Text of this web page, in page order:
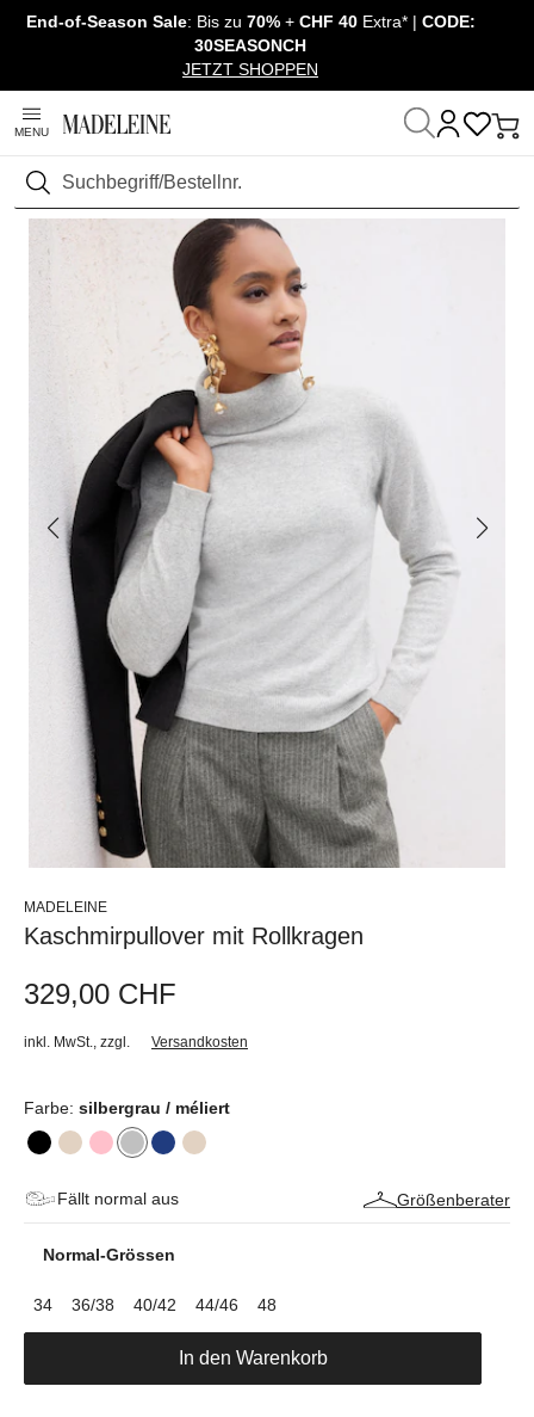
Navigation überspringen, direkt zum Inhalt
End-of-Season Sale: Bis zu 70%+ CHF 40 Extra* | CODE:
30SEASONCH
JETZT SHOPPEN
MENU
Suchen
Startseite Mode Pullover & Strick
MADELEINE
Kaschmirpullover mit Rollkragen
329,00 CHF
inkl. MwSt. zzgl. Versandkosten
Farbe: silbergrau / méliert
Fällt normal aus Größenberater
Normal-Grössen
34 36/38 40/42 44/46 48
In den Warenkorb